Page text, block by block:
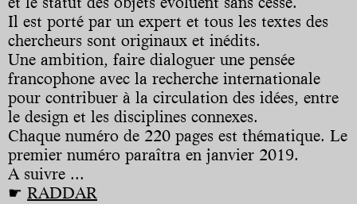
Il est porté par un expert et tous les textes des
chercheurs sont originaux et inédits.
Une ambition, faire dialoguer une pensée
francophone avec la recherche internationale
pour contribuer à la circulation des idées, entre
le design et les disciplines connexes.
Chaque numéro de 220 pages est thématique. Le
premier numéro paraîtra en janvier 2019.
A suivre ...
☛ RADDAR